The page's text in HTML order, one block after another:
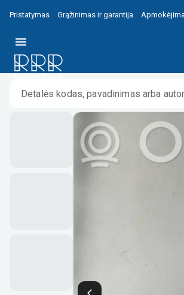
Pristatymas Grąžinimas ir garantija
Pradžia / / Jeep Grand Cherokee